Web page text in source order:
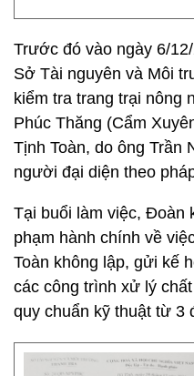
Trước đó vào ngày 6/
Sở Tài nguyên và Môi
kiểm tra trang trại nông
Phúc Thăng (Cẩm
Tịnh Toàn, do ông Trần
người đại diện theo
Tại buổi làm việc, Đoàn
phạm hành chính về
Toàn không lập, gửi kế
các công trình xử lý
quy chuẩn kỹ thuật từ 3